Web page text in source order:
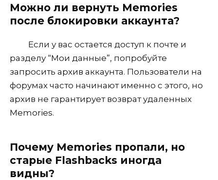
Можно ли вернуть Memories
после блокировки аккаунта?
Если у вас остается доступ к почте и
разделу “Мои данные”, попробуйте
запросить архив аккаунта. Пользователи на
форумах часто начинают именно с этого, но
архив не гарантирует возврат удаленных
Memories.
Почему Memories пропали, но
старые Flashbacks иногда
видны?